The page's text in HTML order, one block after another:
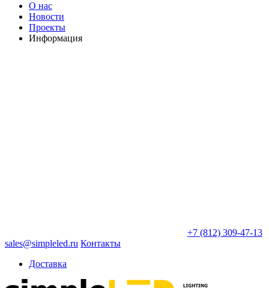
О нас
Новости
Проекты
Информация
+7 (812) 309-47-13
sales@simpleled.ru Контакты
Доставка